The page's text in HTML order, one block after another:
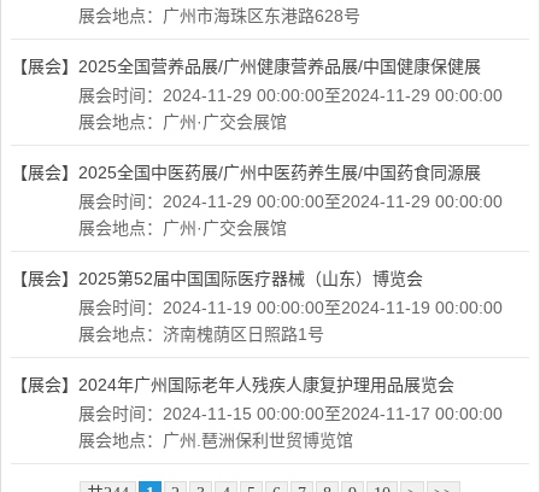
展会地点：广州市海珠区东港路628号
【展会】 2025全国营养品展/广州健康营养品展/中国健康保健展
展会时间：2024-11-29 00:00:00至2024-11-29 00:00:00
展会地点：广州·广交会展馆
【展会】 2025全国中医药展/广州中医药养生展/中国药食同源展
展会时间：2024-11-29 00:00:00至2024-11-29 00:00:00
展会地点：广州·广交会展馆
【展会】 2025第52届中国国际医疗器械（山东）博览会
展会时间：2024-11-19 00:00:00至2024-11-19 00:00:00
展会地点：济南槐荫区日照路1号
【展会】 2024年广州国际老年人残疾人康复护理用品展览会
展会时间：2024-11-15 00:00:00至2024-11-17 00:00:00
展会地点：广州.琶洲保利世贸博览馆